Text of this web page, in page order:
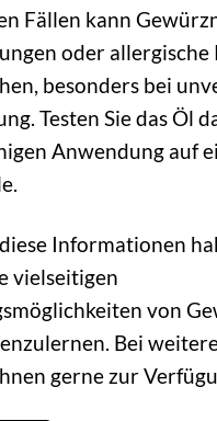
Fällen kann
oder allergische
besonders bei
Testen Sie das Öl
Anwendung auf
Informationen
vielseitigen
von
Bei
gerne zur